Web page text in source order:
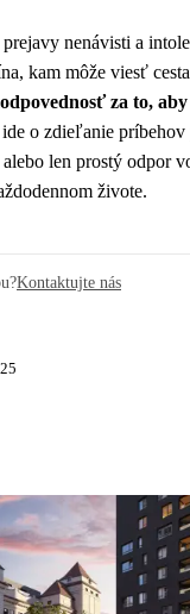
nenávisti a
kam môže viesť
za to,
o zdieľanie príbehov
len prostý odpor
živote.
Kontaktujte nás